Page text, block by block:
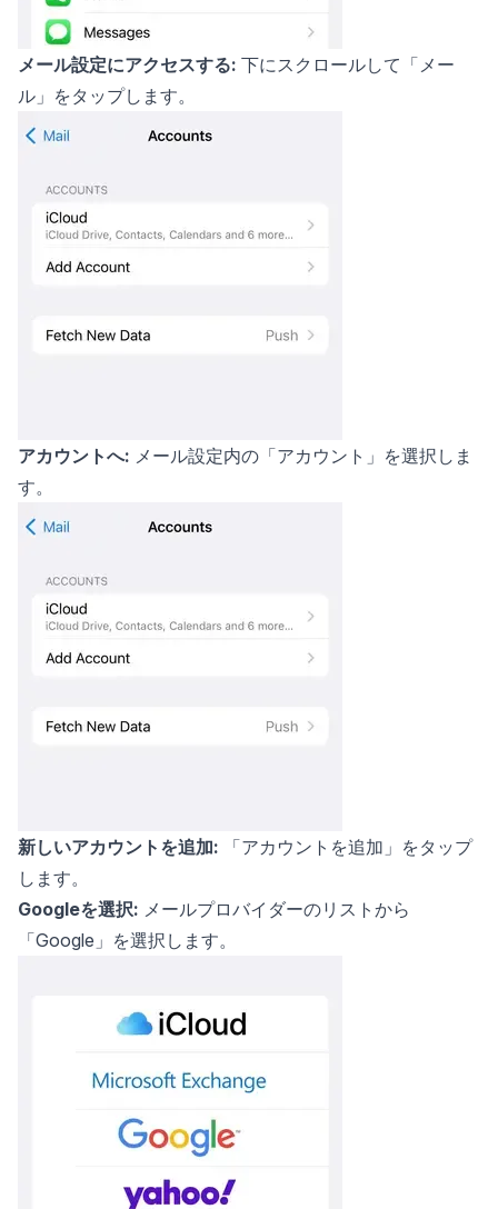
メール設定にアクセスする: 下にスクロールして「メー
ル」をタップします。
アカウントへ: メール設定内の「アカウント」を選択しま
す。
新しいアカウントを追加: 「アカウントを追加」をタップ
します。
Googleを選択: メールプロバイダーのリストから
「Google」を選択します。